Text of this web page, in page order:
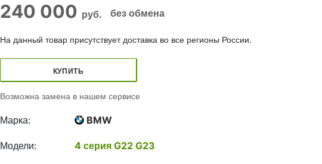
240 000 руб. без обмена
На данный товар присутствует доставка во все регионы России.
КУПИТЬ
Возможна замена в нашем сервисе
Марка: BMW
Модели: 4 серия G22 G23